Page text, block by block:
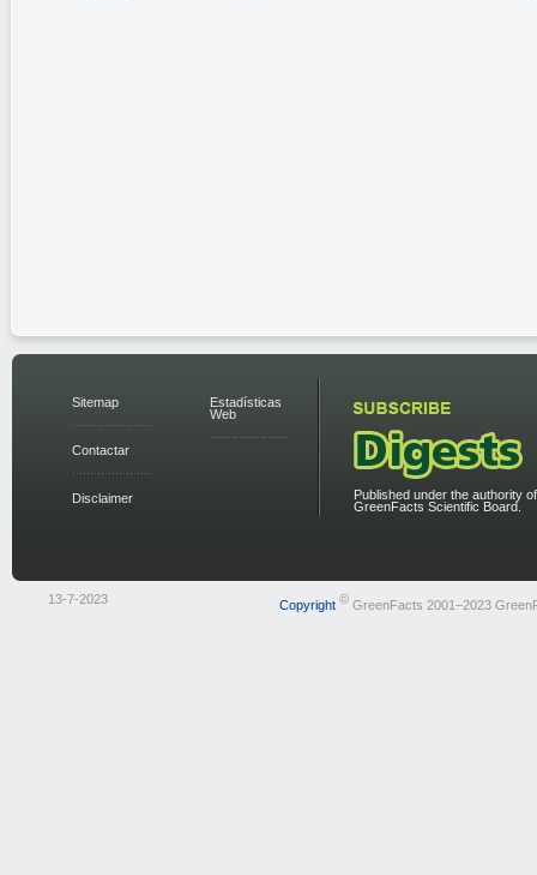
Sitemap
Contactar
Disclaimer
Estadísticas
Web
Published under the authority
GreenFacts Scientific Board.
13-7-2023 Copyright ©GreenFacts 2001–2023